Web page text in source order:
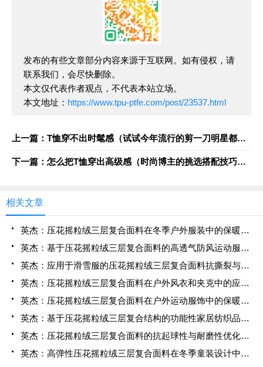
发布的有些文章部分内容来源于互联网。如有侵权，请
联系我们，会尽快删除。
本文仅代表作者观点，不代表本站立场。
本文地址： https://www.tpu-ptfe.com/post/23537.html
上一篇：T恤穿不出时髦感（试试今年流行的剪一刀明星都上头了）
下一篇：怎么把T恤穿出高级感（时尚博主的挑选搭配技巧值得借鉴）
相关文章
英杰：压花摇粒绒三层复合面料在冬季户外服装中的保暖性能优化研究
英杰：基于压花摇粒绒三层复合面料的高透气防风运动服饰开发
英杰：应用于滑雪服的压花摇粒绒三层复合面料抗撕裂与耐磨性提升技术
英杰：压花摇粒绒三层复合面料在户外风衣和夹克中的应用与性能
英杰：压花摇粒绒三层复合面料在户外运动服饰中的保暖与透气性能研究
英杰：基于压花摇粒绒三层复合结构的功能性家居纺织品开发与应用
英杰：压花摇粒绒三层复合面料的抗起球性与耐磨性优化技术分析
英杰：高弹性压花摇粒绒三层复合面料在冬季童装设计中的应用实践